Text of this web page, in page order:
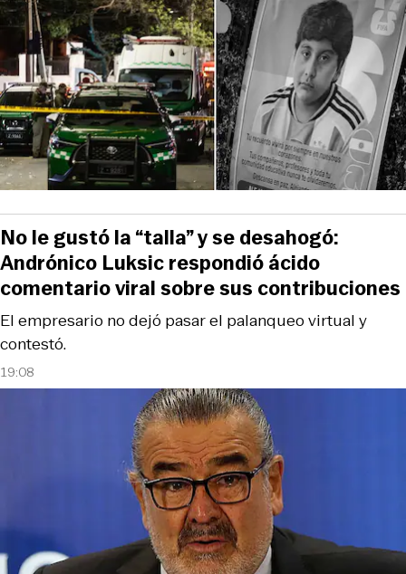
19:08
El empresario no dejó pasar el palanqueo virtual y
contestó.
No le gustó la “talla” y se desahogó:
Andrónico Luksic respondió ácido
comentario viral sobre sus contribuciones